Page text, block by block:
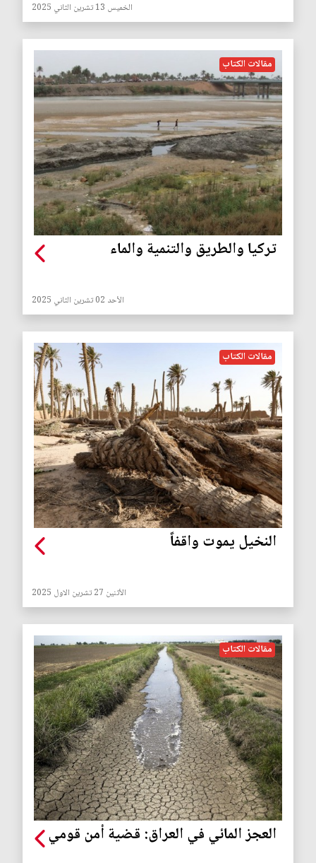
الخميس 13 تشرين الثاني 2025
مقالات الكتاب
تركيا والطريق والتنمية والماء
الأحد 02 تشرين الثاني 2025
مقالات الكتاب
النخيل يموت واقفاً
الأثنين 27 تشرين الاول 2025
مقالات الكتاب
العجز المائي في العراق: قضية أمن قومي